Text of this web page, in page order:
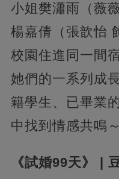
小姐樊瀟雨（薇
楊嘉倩（張歆怡
校園住進同一間
她們的一系列成
籍學生、已畢業
中找到情感共鳴～
《試婚99天》 |